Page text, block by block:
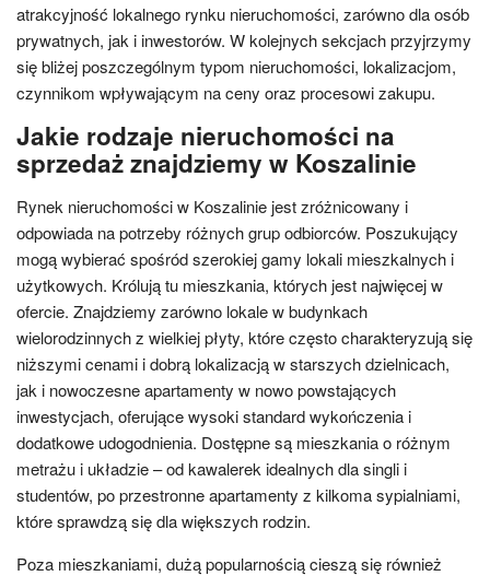
atrakcyjność lokalnego rynku nieruchomości, zarówno dla osób
prywatnych, jak i inwestorów. W kolejnych sekcjach przyjrzymy
się bliżej poszczególnym typom nieruchomości, lokalizacjom,
czynnikom wpływającym na ceny oraz procesowi zakupu.
Jakie rodzaje nieruchomości na
sprzedaż znajdziemy w Koszalinie
Rynek nieruchomości w Koszalinie jest zróżnicowany i
odpowiada na potrzeby różnych grup odbiorców. Poszukujący
mogą wybierać spośród szerokiej gamy lokali mieszkalnych i
użytkowych. Królują tu mieszkania, których jest najwięcej w
ofercie. Znajdziemy zarówno lokale w budynkach
wielorodzinnych z wielkiej płyty, które często charakteryzują się
niższymi cenami i dobrą lokalizacją w starszych dzielnicach,
jak i nowoczesne apartamenty w nowo powstających
inwestycjach, oferujące wysoki standard wykończenia i
dodatkowe udogodnienia. Dostępne są mieszkania o różnym
metrażu i układzie – od kawalerek idealnych dla singli i
studentów, po przestronne apartamenty z kilkoma sypialniami,
które sprawdzą się dla większych rodzin.
Poza mieszkaniami, dużą popularnością cieszą się również